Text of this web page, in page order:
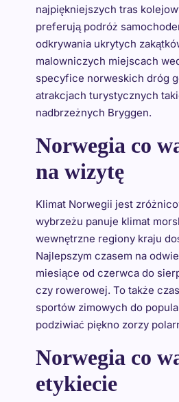
najpiękniejszych tras
preferują podróż
odkrywania ukrytych
malowniczych miejscach
specyfice norweskich dróg
atrakcjach turystycznych
nadbrzeżnych Bryggen.
Norwegia co
na wizytę
Klimat Norwegii jest
wybrzeżu panuje klimat
wewnętrzne regiony kraju
Najlepszym czasem na
miesiące od czerwca do
czy rowerowej. To także
sportów zimowych do
podziwiać piękno zorzy
Norwegia co
etykiecie